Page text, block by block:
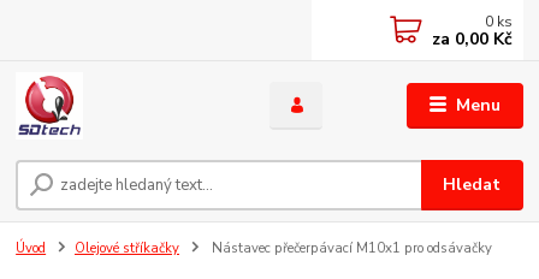
Menu
Hledat
0 ks
za 0,00 Kč
Úvod Olejové stříkačky Nástavec přečerpávací M10x1 pro odsávačky